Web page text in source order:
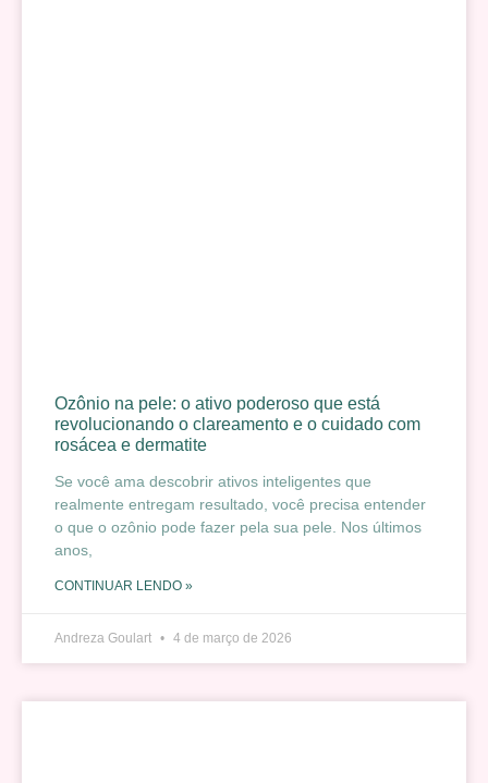
Ozônio na pele: o ativo poderoso que está
revolucionando o clareamento e o cuidado com
rosácea e dermatite
Se você ama descobrir ativos inteligentes que
realmente entregam resultado, você precisa entender
o que o ozônio pode fazer pela sua pele. Nos últimos
anos,
CONTINUAR LENDO »
Andreza Goulart 4 de março de 2026